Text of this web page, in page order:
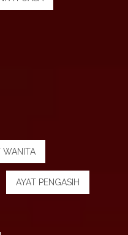
WANITA
AYAT PENGASIH